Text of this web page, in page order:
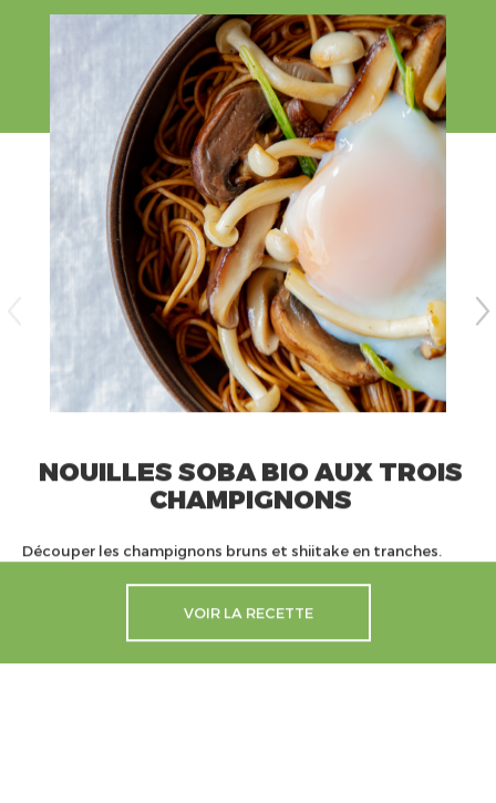
NOUILLES SOBA BIO AUX TROIS
CHAMPIGNONS
Découper les champignons bruns et shiitake en tranches.
VOIR LA RECETTE